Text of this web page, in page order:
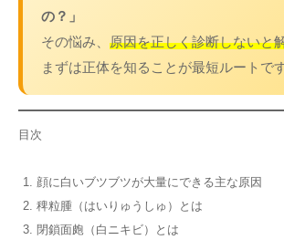
の？」
その悩み、 原因を正しく診断しないと
まずは正体を知ることが最短ルートで
目次
顔に白いブツブツが大量にできる主な原因
稗粒腫（はいりゅうしゅ）とは
閉鎖面皰（白ニキビ）とは